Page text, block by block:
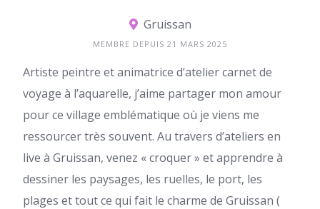
Gruissan
MEMBRE DEPUIS 21 MARS 2025
Artiste peintre et animatrice d’atelier carnet de
voyage à l’aquarelle, j’aime partager mon amour
pour ce village emblématique où je viens me
ressourcer très souvent. Au travers d’ateliers en
live à Gruissan, venez « croquer » et apprendre à
dessiner les paysages, les ruelles, le port, les
plages et tout ce qui fait le charme de Gruissan (